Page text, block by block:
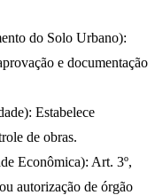
do Solo Urbano):
e documentação
Estabelece
de obras.
Econômica): Art. 3º,
autorização de órgão